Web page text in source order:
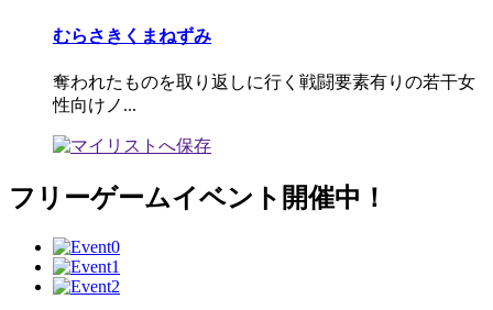
むらさきくまねずみ
奪われたものを取り返しに行く戦闘要素有りの若干女
性向けノ...
フリーゲームイベント開催中！